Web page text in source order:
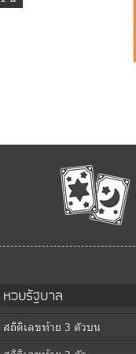
หวยรัฐบาล
สถิติเลขท้าย 3 ตัวบน